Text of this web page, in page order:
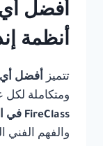
أفضل أي
أنظمة
تتميز أفضل أي
ومتكاملة
FireClass في الاسكندرية
والفهم الفني